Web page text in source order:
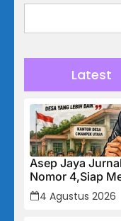
Latest
Asep Jaya
Nomor 4,Siap
Desa Cikampek
4 Agustus 2026